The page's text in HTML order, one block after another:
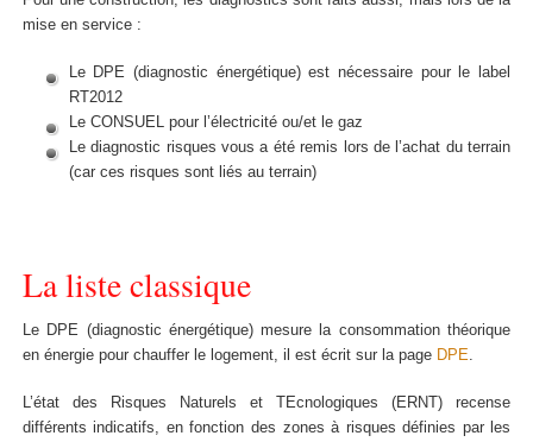
mise en service :
Le DPE (diagnostic énergétique) est nécessaire pour le label
RT2012
Le CONSUEL pour l’électricité ou/et le gaz
Le diagnostic risques vous a été remis lors de l’achat du terrain
(car ces risques sont liés au terrain)
La liste classique
Le DPE (diagnostic énergétique) mesure la consommation théorique
en énergie pour chauffer le logement, il est écrit sur la page DPE.
L’état des Risques Naturels et TEcnologiques (ERNT) recense
différents indicatifs, en fonction des zones à risques définies par les